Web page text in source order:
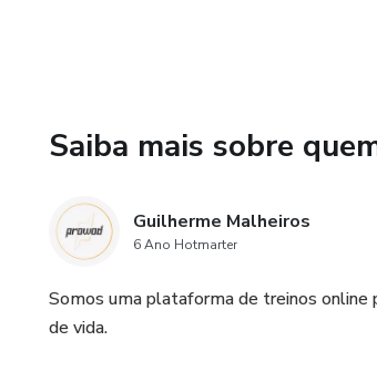
Saiba mais sobre
Guilherme Malheiros
6 Ano Hotmarter
Somos uma plataforma de treinos online
de vida.